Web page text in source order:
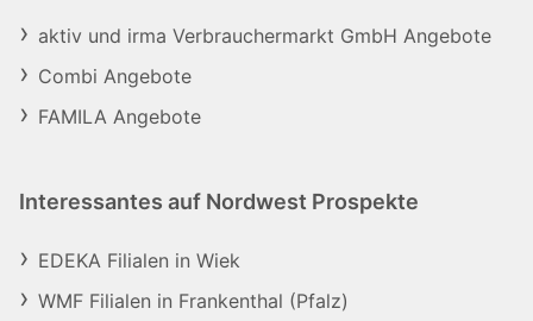
aktiv und irma Verbrauchermarkt GmbH Angebote
Combi Angebote
FAMILA Angebote
Interessantes auf Nordwest Prospekte
EDEKA Filialen in Wiek
WMF Filialen in Frankenthal (Pfalz)